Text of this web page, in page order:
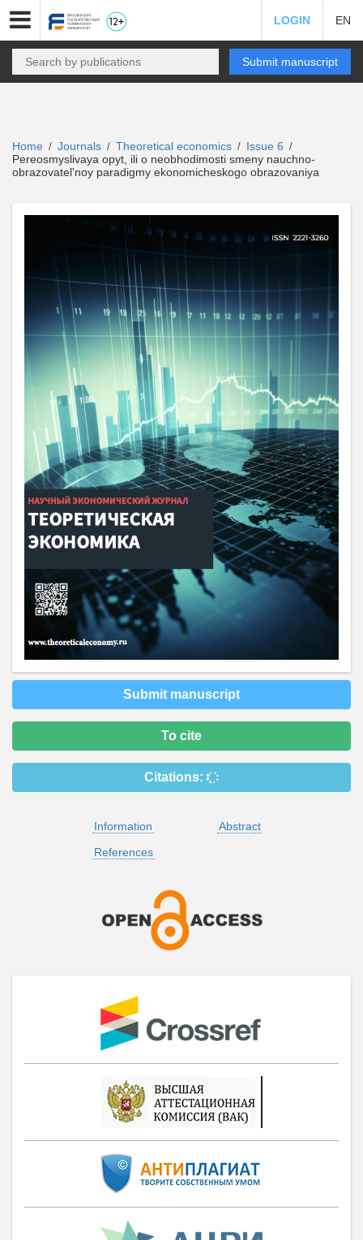
LOGIN EN
Submit manuscript
Home / Journals / Theoretical economics / Issue 6 /
Pereosmyslivaya opyt, ili o neobhodimosti smeny nauchno-
obrazovatel'noy paradigmy ekonomicheskogo obrazovaniya
Submit manuscript
To cite
Citations:
Information
Abstract
References